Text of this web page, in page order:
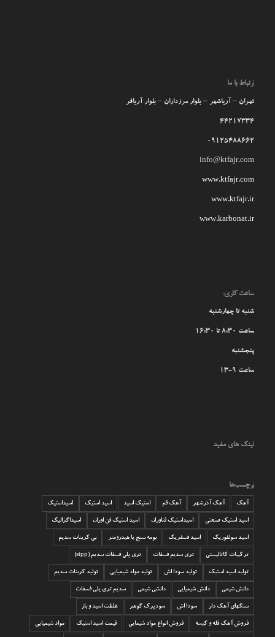
ارتباط با ما
تهران – آریاشهر – بلوار مرزداران – بلوار آریافر
44217334
09125488662
info@ktfajr.com
www.ktfajr.com
www.ktfajr.ir
www.karbonat.ir
ساعت کاری:
شنبه تا چهارشنبه
ساعت 8:30 تا 16:30
پنجشنبه
ساعت 9-13
لینک های مفید
برچسب‌ها
آهک آهک آذرشهر آهک قم استیک اسید اسید استیک اسیداستیک
اسید استیک صنعتی اسیداستیک فناوران اسید استیک فن اوران اسیداگزالیک
اسید سولفوریک اسید فسفریک بومه سنج یا هیدرومتر بی کربنات سدیم
ترکیبات کاتالیستی تری سدیم فسفات تری پلی فسفات سدیم (stpp)
تولید اسید استیک تولید سودا اش تولید مواد شیمیایی تولید کربنات سدیم
دانش شیمی دانش شیمیایی دانشی شیمی سدیم تری پلی فسفات
سنگهای آهک دار سودا اش سودپرک گوهر غلظت اسید و باز
فروش آهک فله و کیسه فروش انواع مواد شیمایی قیمت اسید استیک مواد شیمیایی